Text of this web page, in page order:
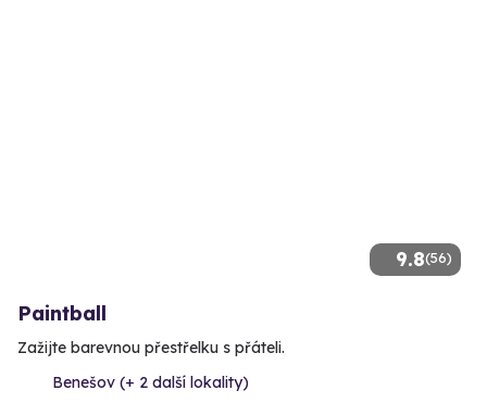
9.8(56)
Paintball
Zažijte barevnou přestřelku s přáteli.
Benešov (+ 2 další lokality)